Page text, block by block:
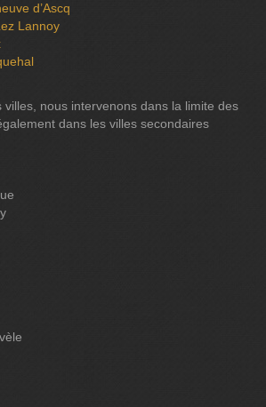
d’Ascq
Lannoy
villes, nous intervenons dans la limite des
dans les villes secondaires